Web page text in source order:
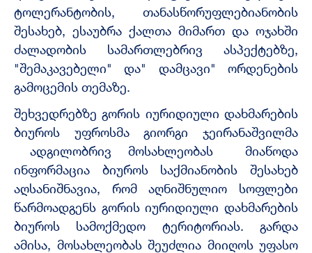
ტოლერანტობის, თანასწორუფლებიანობის
შესახებ, ესაუბრა ქალთა მიმართ და ოჯახში
ძალადობის სამართლებრივ ასპექტებზე,
"შემაკავებელი" და" დამცავი" ორდენების
გამოცემის თემაზე.
შეხვედრებზე გორის იურიდიული დახმარების
ბიუროს უფროსმა გიორგი ჯეირანაშვილმა
ადგილობრივ მოსახლეობას მიაწოდა
ინფორმაცია ბიუროს საქმიანობის შესახებ
აღსანიშნავია, რომ აღნიშნულიო სოფლები
წარმოადგენს გორის იურიდიული დახმარების
ბიუროს სამოქმედო ტერიტორიას. გარდა
ამისა, მოსახლეობას შეუძლია მიიღოს უფასო